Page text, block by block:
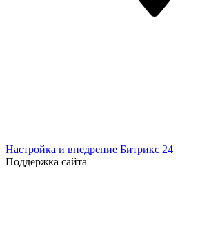
Настройка и внедрение Битрикс 24
Поддержка сайта